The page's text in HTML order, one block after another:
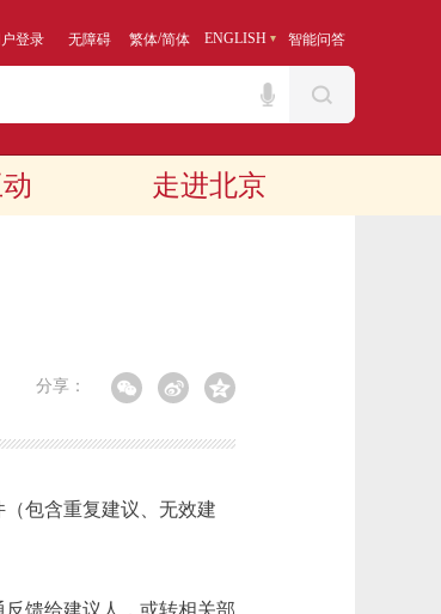
登录 无障碍 繁体/简体 ENGLISH 智能问答
走进北京
分享：
包含重复建议、无效建
馈给建议人，或转相关部